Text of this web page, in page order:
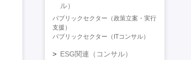
ル）
パブリックセクター（政策立案・実行
支援）
パブリックセクター（ITコンサル）
ESG関連（コンサル）